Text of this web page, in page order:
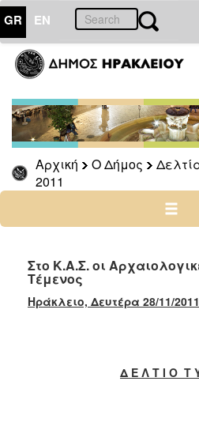
GR EN
Αρχική Ο Δήμος
2011
ΔΗΜΟΣ
Δελτία
Τύπου
Αρχείο
2026
2025
2022
2021
2020
Στο Κ.Α.Σ. οι
Τέμενος
Ηράκλειο, Δευτέρα 28/11/2011
Δ Ε Λ Τ Ι Ο Τ